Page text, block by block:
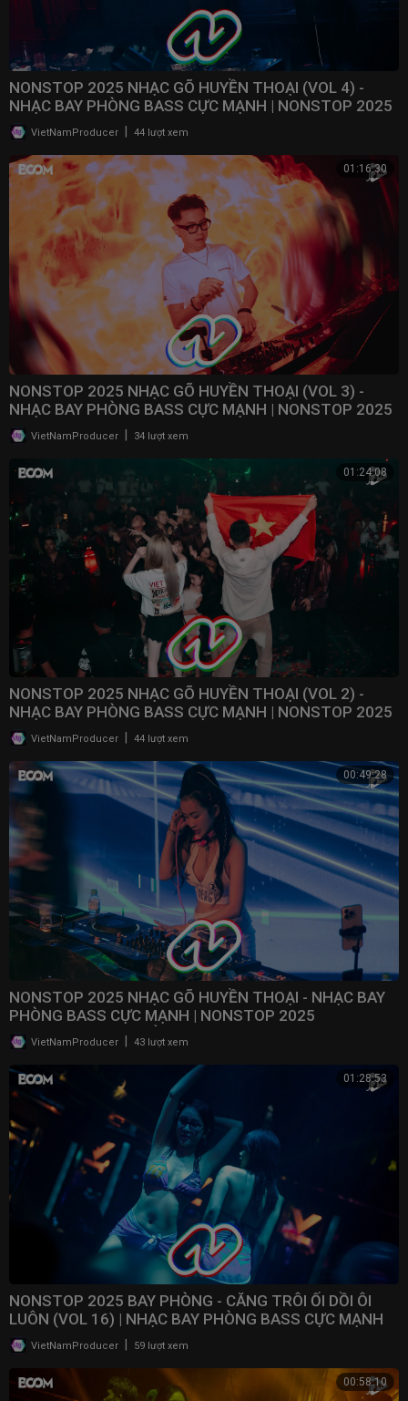
NONSTOP 2025 NHẠC GÕ HUYỀN THOẠI (VOL 4) -
NHẠC BAY PHÒNG BASS CỰC MẠNH | NONSTOP 2025
VINAHOUSE
VietNamProducer 44 lượt xem
01:16:30
NONSTOP 2025 NHẠC GÕ HUYỀN THOẠI (VOL 3) -
NHẠC BAY PHÒNG BASS CỰC MẠNH | NONSTOP 2025
VINAHOUSE
VietNamProducer | 34 lượt xem
01:24:08
NONSTOP 2025 NHẠC GÕ HUYỀN THOẠI (VOL 2) -
NHẠC BAY PHÒNG BASS CỰC MẠNH | NONSTOP 2025
VINAHOUSE
VietNamProducer 44 lượt xem
00:49:28
NONSTOP 2025 NHẠC GÕ HUYỀN THOẠI - NHẠC BAY
PHÒNG BASS CỰC MẠNH | NONSTOP 2025
VINAHOUSE BAY PHÒNG
VietNamProducer 43 lượt xem
01:28:53
NONSTOP 2025 BAY PHÒNG - CĂNG TRÔI ỐI DỒI ÔI
LUÔN (VOL 16) | NHẠC BAY PHÒNG BASS CỰC MẠNH ​
VietNamProducer 59 lượt xem
00:58:10